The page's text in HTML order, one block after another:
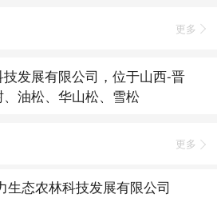
更多
发展有限公司，位于山西-晋
油松、华山松、雪松
更多
生态农林科技发展有限公司